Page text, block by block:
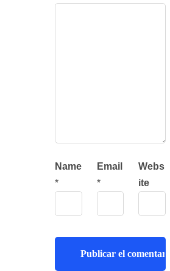
Name
*
Email
*
Webs
ite